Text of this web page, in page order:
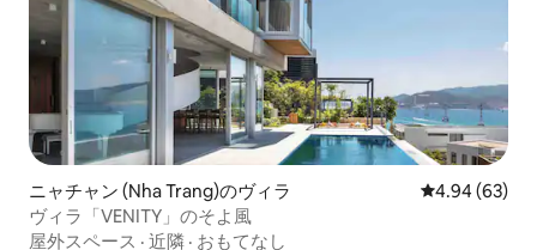
ニャチャン (Nha Trang)のヴィラ レビュー63
4.94 (63)
ヴィラ「VENITY」のそよ風
屋外スペース · 近隣 · おもてなし